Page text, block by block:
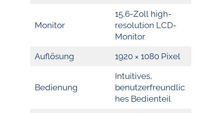
Monitor
15,6-Zoll high-
resolution LCD-
Monitor
Auflösung
1920 × 1080 Pixel
Bedienung
Intuitives,
benutzerfreundlic
hes Bedienteil